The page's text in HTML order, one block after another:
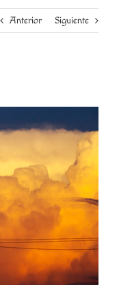
Anterior Siguiente